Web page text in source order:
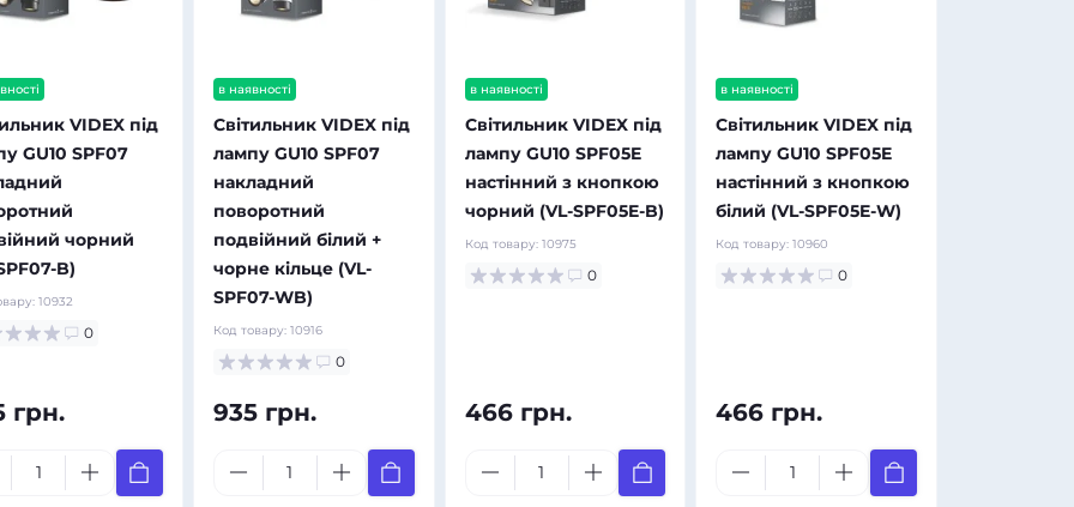
Річні ліхтарі
Від 149 грн
Лампи високопутожні
Від 185 грн
VIDEX під
GU10 SPF07
чорний
B)
10932
0
грн.
в наявності
Світильник VIDEX під
лампу GU10 SPF07
накладний
поворотний
подвійний білий +
чорне кільце (VL-
SPF07-WB)
Код товару: 10916
0
935 грн.
в наявності
Світильник VIDEX під
лампу GU10 SPF05E
настінний з кнопкою
чорний (VL-SPF05E-B)
Код товару: 10975
0
466 грн.
в наявності
Світильник VIDEX під
лампу GU10 SPF05E
настінний з кнопкою
білий (VL-SPF05E-W)
Код товару:10960
0
466 грн.